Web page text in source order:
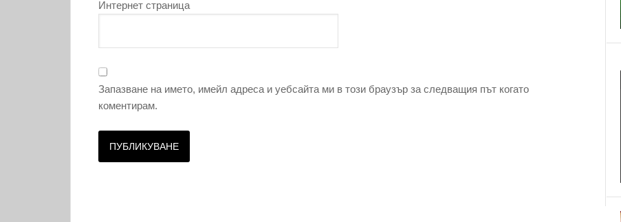
Интернет страница
Запазване на името, имейл адреса и уебсайта ми в този браузър за следващия път когато
коментирам.